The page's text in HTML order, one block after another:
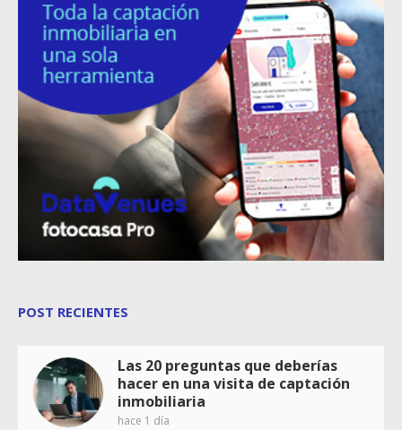
POST RECIENTES
Las 20 preguntas que deberías
hacer en una visita de captación
inmobiliaria
hace 1 día